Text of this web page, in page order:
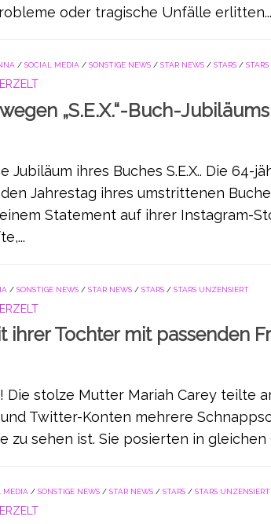
oder tragische Unfälle
/ SOCIAL MEDIA / SONSTIGE NEWS / STAR NEWS / STARS /
„S.E.X.“-Buch-
ihres Buches S.E.X.. Die 64-
Jahrestag ihres umstrittenen
Statement auf ihrer Instagram-
/ SONSTIGE NEWS / STAR NEWS / STARS / STARS UNZENSIERT
ihrer Tochter mit passenden
Die stolze Mutter Mariah Carey teilte
Twitter-Konten mehrere
zu sehen ist. Sie posierten in gleichen
MEDIA / SONSTIGE NEWS / STAR NEWS / STARS / STARS UNZENSIERT